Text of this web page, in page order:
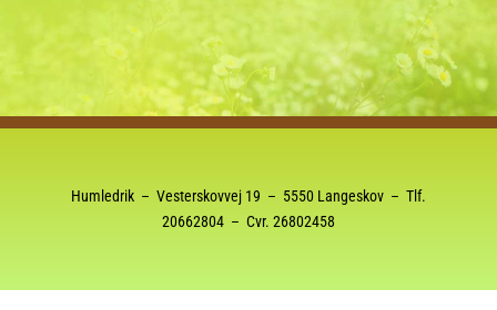
Humledrik – Vesterskovvej 19 – 5550 Langeskov – Tlf.
20662804– Cvr. 26802458